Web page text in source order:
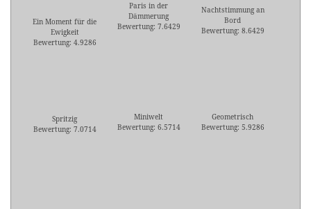
Ein Moment für die
Ewigkeit
Bewertung: 4.9286
Paris in der
Dämmerung
Bewertung: 7.6429
Nachtstimmung an
Bord
Bewertung: 8.6429
Spritzig
Bewertung: 7.0714
Miniwelt
Bewertung: 6.5714
Geometrisch
Bewertung: 5.9286